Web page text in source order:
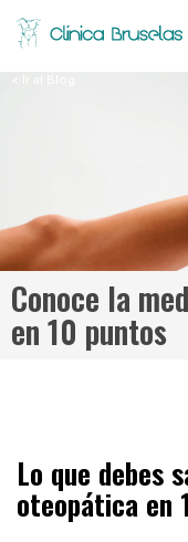
Conoce la
en 10 puntos
Lo que debes
oteopática en